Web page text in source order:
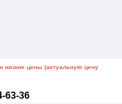
низкие цены (актуальную цену
63-36